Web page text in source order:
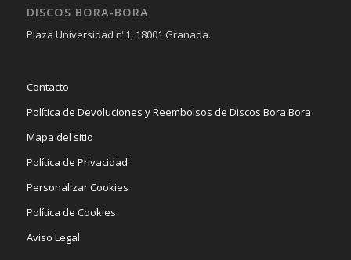
DISCOS BORA-BORA
Plaza Universidad nº1, 18001 Granada.
Contacto
Política de Devoluciones y Reembolsos de Discos Bora Bora
Mapa del sitio
Política de Privacidad
Personalizar Cookies
Política de Cookies
Aviso Legal